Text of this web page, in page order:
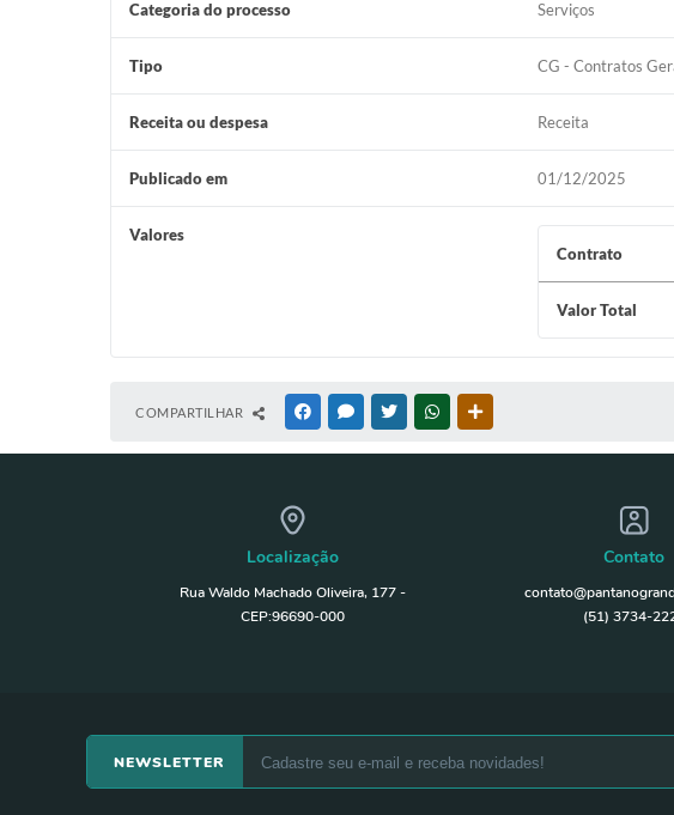
Categoria do processo Serviços
Tipo CG - Contratos
Receita ou despesa Receita
Publicado em 01/12/2025
Valores
Contrato
Valor Total
COMPARTILHAR FACEBOOKMESSENGER
TWITTERWHATSAPP
Localização
Rua Waldo Machado Oliveira, 177 -
CEP:96690-000
Contato
(51) 3734-
NEWSLETTER